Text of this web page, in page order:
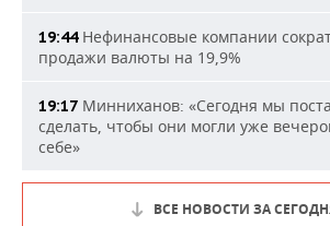
19:44Нефинансовые компании
продажи валюты на 19,9%
19:17 Минниханов: «Сегодня мы
сделать, чтобы они могли уже
себе»
ВСЕ НОВОСТИ ЗА